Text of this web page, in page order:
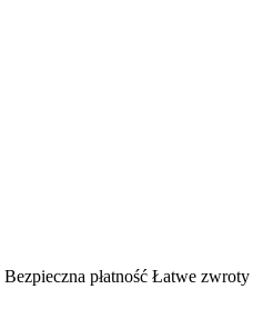
Bezpieczna płatność Łatwe zwroty